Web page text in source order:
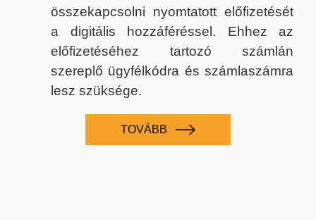
összekapcsolni nyomtatott előfizetését
a digitális hozzáféréssel. Ehhez az
előfizetéséhez tartozó számlán
szereplő ügyfélkódra és számlaszámra
lesz szüksége.
TOVÁBB